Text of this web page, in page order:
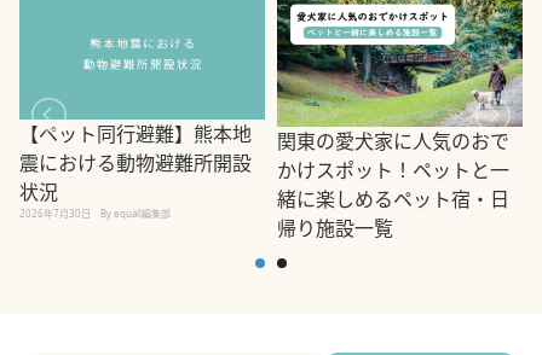
【ペット同行避難】熊本地
震における動物避難所開設
状況
2026年7月30日 By equall編集部
関東の愛犬家に人気のおで
かけスポット！ペットと一
緒に楽しめるペット宿・日
帰り施設一覧